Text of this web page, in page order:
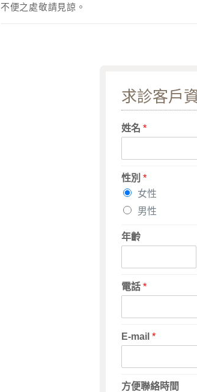
不便之處敬請見諒。
求診客戶
姓名*
性別*
女性
男性
年齡
電話*
E-mail*
方便聯絡時間